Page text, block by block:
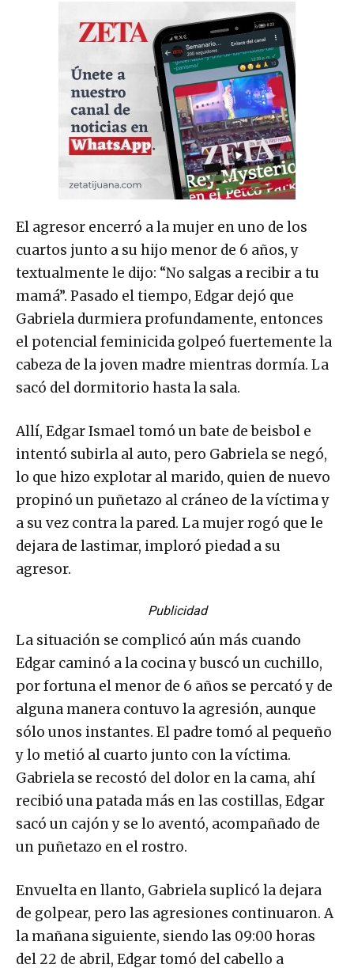
El agresor encerró a la mujer en uno de los
cuartos junto a su hijo menor de 6 años, y
textualmente le dijo: “No salgas a recibir a tu
mamá”. Pasado el tiempo, Edgar dejó que
Gabriela durmiera profundamente, entonces
el potencial feminicida golpeó fuertemente la
cabeza de la joven madre mientras dormía. La
sacó del dormitorio hasta la sala.
Allí, Edgar Ismael tomó un bate de beisbol e
intentó subirla al auto, pero Gabriela se negó,
lo que hizo explotar al marido, quien de nuevo
propinó un puñetazo al cráneo de la víctima y
a su vez contra la pared. La mujer rogó que le
dejara de lastimar, imploró piedad a su
agresor.
Publicidad
La situación se complicó aún más cuando
Edgar caminó a la cocina y buscó un cuchillo,
por fortuna el menor de 6 años se percató y de
alguna manera contuvo la agresión, aunque
sólo unos instantes. El padre tomó al pequeño
y lo metió al cuarto junto con la víctima.
Gabriela se recostó del dolor en la cama, ahí
recibió una patada más en las costillas, Edgar
sacó un cajón y se lo aventó, acompañado de
un puñetazo en el rostro.
Envuelta en llanto, Gabriela suplicó la dejara
de golpear, pero las agresiones continuaron. A
la mañana siguiente, siendo las 09:00 horas
del 22 de abril, Edgar tomó del cabello a